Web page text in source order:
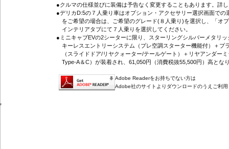
●クルマの仕様並びに装備は予告なく変更することもあります。詳
●デリカD:5の７人乗り車はオプション・アクセサリー選択画面での
をご希望の場合は、ご希望のグレード(８人乗り)を選択し、「オ
インテリアタブにて７人乗りを選択してください。
●ミニキャブEVの2シーターに限り、スターリングシルバーメタリ
キーレスエントリーシステム（プレ空調スターター機能付）＋プ
（スライドドア/リヤクォーター/テールゲート）＋リヤアンダー
Type-A＆C）が装着され、61,050円（消費税抜55,500円）高とな
Adobe Readerをお持ちでない方は
Adobe社のサイトよりダウンロードのうえご利
'